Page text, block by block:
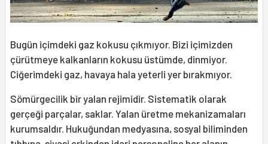
Bugün içimdeki gaz kokusu çıkmıyor. Bizi içimizden
çürütmeye kalkanların kokusu üstümde, dinmiyor.
Ciğerimdeki gaz, havaya hala yeterli yer bırakmıyor.
Sömürgecilik bir yalan rejimidir. Sistematik olarak
gerçeği parçalar, saklar. Yalan üretme mekanizamaları
kurumsaldır. Hukuğundan medyasına, sosyal biliminden